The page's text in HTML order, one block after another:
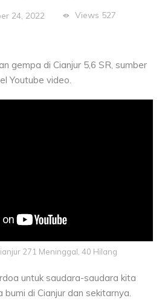
24, 2022 Views 527
gempa di Cianjur 5,6 SR, sumber
Youtube video.
271 Meninggal, 40 Hilang
untuk saudara-saudara kita
di Cianjur dan sekitarnya.